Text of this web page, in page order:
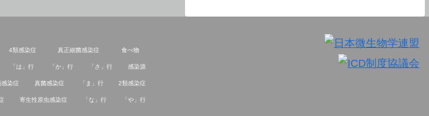
4類感染症 真正細菌感染症 食べ物
「は」行 「か」行 「さ」行 感染源
感染症 真菌感染症 「ま」行 2類感染症
寄生性原虫感染症 「な」行 「や」行